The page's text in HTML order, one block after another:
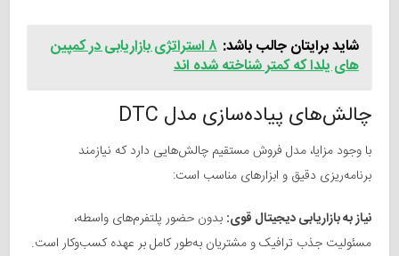
شاید برایتان جالب باشد:
۸ استراتژی بازاریابی در کمپین
های یلدا که کمتر شناخته شده اند
چالش‌های پیاده‌سازی مدل DTC
با وجود مزایا، مدل فروش مستقیم چالش‌هایی دارد که نیازمند
برنامه‌ریزی دقیق و ابزارهای مناسب است:
نیاز به بازاریابی دیجیتال قوی: بدون حضور پلتفرم‌های واسطه،
مسئولیت جذب ترافیک و مشتریان به‌طور کامل بر عهده کسب‌وکار است.